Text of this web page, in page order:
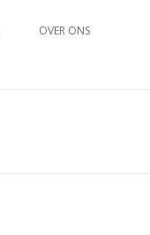
OVER ONS